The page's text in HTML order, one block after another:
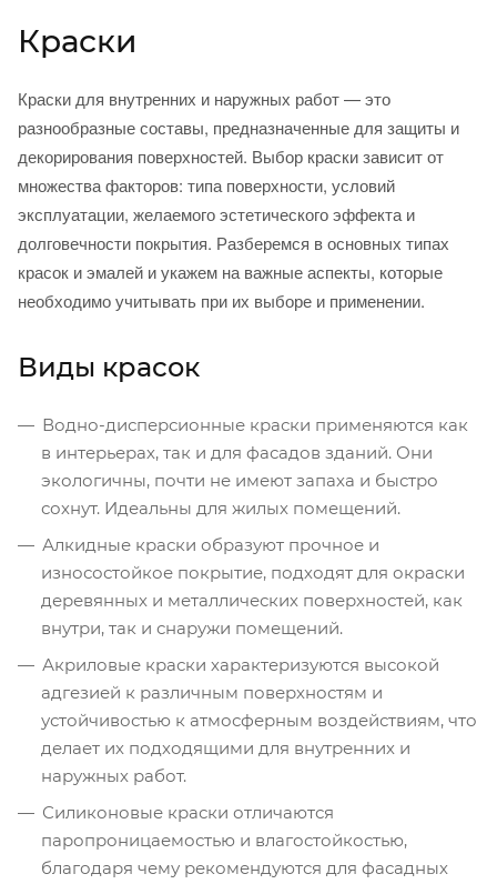
Краски
Краски для внутренних и наружных работ — это
разнообразные составы, предназначенные для защиты и
декорирования поверхностей. Выбор краски зависит от
множества факторов: типа поверхности, условий
эксплуатации, желаемого эстетического эффекта и
долговечности покрытия. Разберемся в основных типах
красок и эмалей и укажем на важные аспекты, которые
необходимо учитывать при их выборе и применении.
Виды красок
Водно-дисперсионные краски применяются как
в интерьерах, так и для фасадов зданий. Они
экологичны, почти не имеют запаха и быстро
сохнут. Идеальны для жилых помещений.
Алкидные краски образуют прочное и
износостойкое покрытие, подходят для окраски
деревянных и металлических поверхностей, как
внутри, так и снаружи помещений.
Акриловые краски характеризуются высокой
адгезией к различным поверхностям и
устойчивостью к атмосферным воздействиям, что
делает их подходящими для внутренних и
наружных работ.
Силиконовые краски отличаются
паропроницаемостью и влагостойкостью,
благодаря чему рекомендуются для фасадных